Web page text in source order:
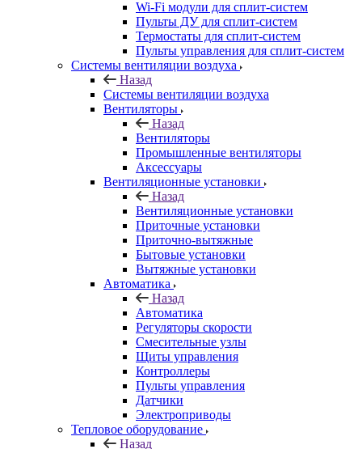
Wi-Fi модули для сплит-систем
Пульты ДУ для сплит-систем
Термостаты для сплит-систем
Пульты управления для сплит-систем
Системы вентиляции воздуха
Назад
Системы вентиляции воздуха
Вентиляторы
Назад
Вентиляторы
Промышленные вентиляторы
Аксессуары
Вентиляционные установки
Назад
Вентиляционные установки
Приточные установки
Приточно-вытяжные
Бытовые установки
Вытяжные установки
Автоматика
Назад
Автоматика
Регуляторы скорости
Смесительные узлы
Щиты управления
Контроллеры
Пульты управления
Датчики
Электроприводы
Тепловое оборудование
Назад